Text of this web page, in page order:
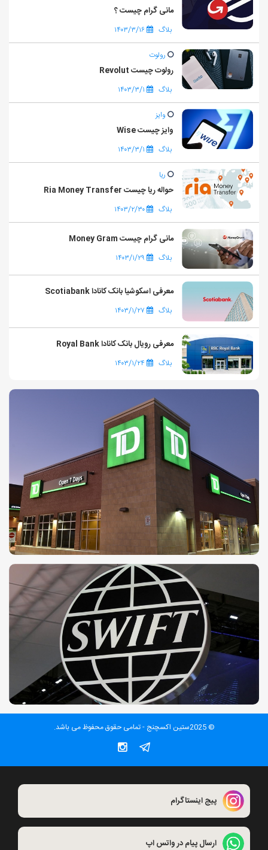
مانی گرام چیست ؟
بلاگ ۱۴۰۳/۳/۱۶
رولوت
رولوت چیست Revolut
بلاگ ۱۴۰۳/۳/۱
وایز
وایز چیست Wise
بلاگ ۱۴۰۳/۳/۱
ریا
حواله ریا چیست Ria Money Transfer
بلاگ ۱۴۰۳/۲/۳۰
مانی گرام چیست Money Gram
بلاگ ۱۴۰۳/۱/۲۹
معرفی اسکوشیا بانک کانادا Scotiabank
بلاگ ۱۴۰۳/۱/۲۷
معرفی رویال بانک کانادا Royal Bank
بلاگ ۱۴۰۳/۱/۲۴
© 2025ستین اکسچنج - تمامی حقوق محفوظ می باشد.
پیج اینستاگرام
ارسال پیام در واتس اپ